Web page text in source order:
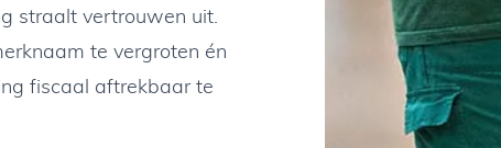
straalt vertrouwen uit.
te vergroten én
fiscaal aftrekbaar te